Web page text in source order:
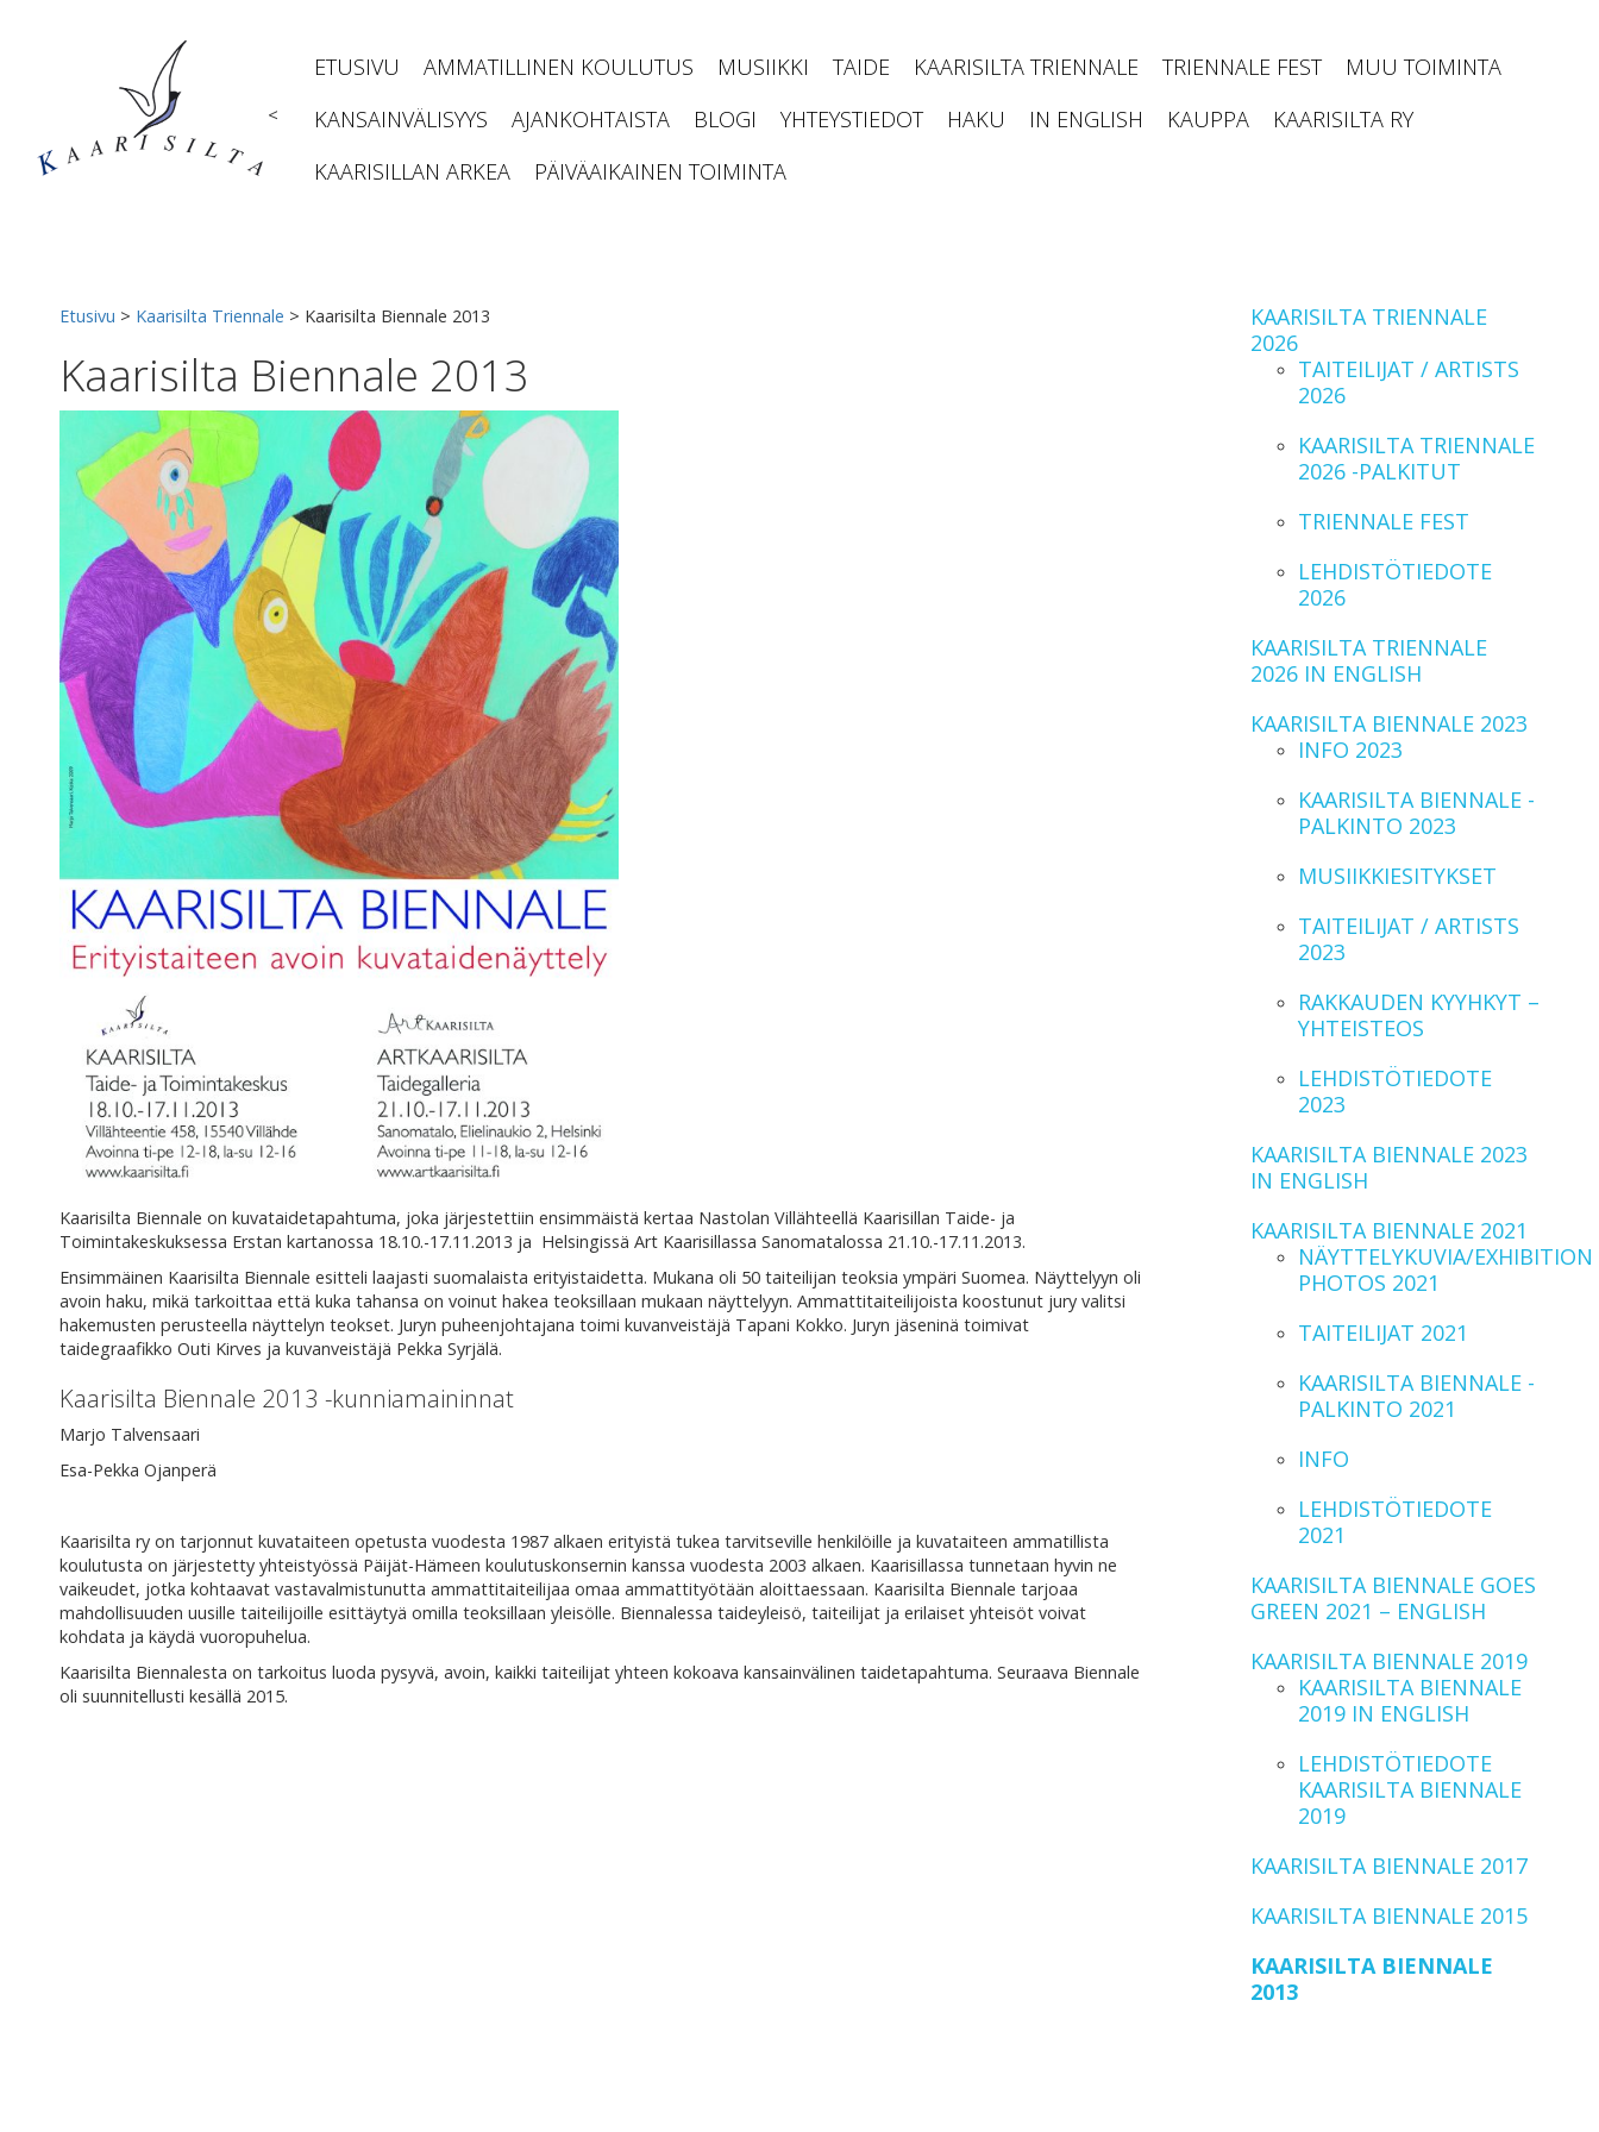
<
ETUSIVU AMMATILLINEN KOULUTUS MUSIIKKI TAIDE KAARISILTA TRIENNALE TRIENNALE FEST
MUU TOIMINTA
KANSAINVÄLISYYS
AJANKOHTAISTA BLOGI YHTEYSTIEDOT HAKU IN ENGLISH KAUPPA
KAARISILTA RY
KAARISILLAN ARKEA
PÄIVÄAIKAINEN TOIMINTA
Etusivu > Kaarisilta Triennale > Kaarisilta Biennale 2013
Kaarisilta Biennale 2013
Kaarisilta Biennale on kuvataidetapahtuma, joka järjestettiin ensimmäistä kertaa Nastolan Villähteellä Kaarisillan Taide- ja
Toimintakeskuksessa Erstan kartanossa 18.10.-17.11.2013 ja Helsingissä Art Kaarisillassa Sanomatalossa 21.10.-17.11.2013.
Ensimmäinen Kaarisilta Biennale esitteli laajasti suomalaista erityistaidetta. Mukana oli 50 taiteilijan teoksia ympäri Suomea. Näyttelyyn oli
avoin haku, mikä tarkoittaa että kuka tahansa on voinut hakea teoksillaan mukaan näyttelyyn. Ammattitaiteilijoista koostunut jury valitsi
hakemusten perusteella näyttelyn teokset. Juryn puheenjohtajana toimi kuvanveistäjä Tapani Kokko. Juryn jäseninä toimivat
taidegraafikko Outi Kirves ja kuvanveistäjä Pekka Syrjälä.
Kaarisilta Biennale 2013 -kunniamaininnat
Marjo Talvensaari
Esa-Pekka Ojanperä
Kaarisilta ry on tarjonnut kuvataiteen opetusta vuodesta 1987 alkaen erityistä tukea tarvitseville henkilöille ja kuvataiteen ammatillista
koulutusta on järjestetty yhteistyössä Päijät-Hämeen koulutuskonsernin kanssa vuodesta 2003 alkaen. Kaarisillassa tunnetaan hyvin ne
vaikeudet, jotka kohtaavat vastavalmistunutta ammattitaiteilijaa omaa ammattityötään aloittaessaan. Kaarisilta Biennale tarjoaa
mahdollisuuden uusille taiteilijoille esittäytyä omilla teoksillaan yleisölle. Biennalessa taideyleisö, taiteilijat ja erilaiset yhteisöt voivat
kohdata ja käydä vuoropuhelua.
Kaarisilta Biennalesta on tarkoitus luoda pysyvä, avoin, kaikki taiteilijat yhteen kokoava kansainvälinen taidetapahtuma. Seuraava Biennale
oli suunnitellusti kesällä 2015.
KAARISILTA TRIENNALE
2026
TAITEILIJAT / ARTISTS
2026
KAARISILTA TRIENNALE
2026 -PALKITUT
TRIENNALE FEST
LEHDISTÖTIEDOTE
2026
KAARISILTA TRIENNALE
2026 IN ENGLISH
KAARISILTA BIENNALE 2023
INFO 2023
KAARISILTA BIENNALE -
PALKINTO 2023
MUSIIKKIESITYKSET
TAITEILIJAT / ARTISTS
2023
RAKKAUDEN KYYHKYT –
YHTEISTEOS
LEHDISTÖTIEDOTE
2023
KAARISILTA BIENNALE 2023
IN ENGLISH
KAARISILTA BIENNALE 2021
NÄYTTELYKUVIA/EXHIBITION
PHOTOS 2021
TAITEILIJAT 2021
KAARISILTA BIENNALE -
PALKINTO 2021
INFO
LEHDISTÖTIEDOTE
2021
KAARISILTA BIENNALE GOES
GREEN 2021 – ENGLISH
KAARISILTA BIENNALE 2019
KAARISILTA BIENNALE
2019 IN ENGLISH
LEHDISTÖTIEDOTE
KAARISILTA BIENNALE
2019
KAARISILTA BIENNALE 2017
KAARISILTA BIENNALE 2015
KAARISILTA BIENNALE
2013